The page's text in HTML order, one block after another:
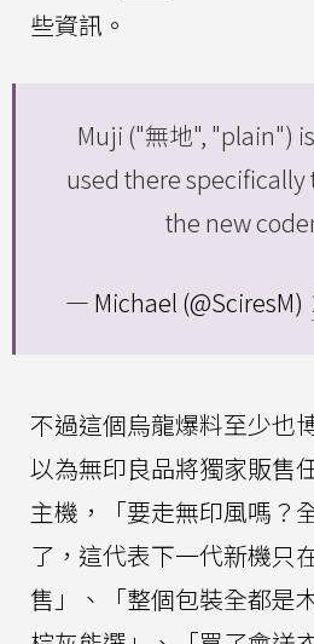
些資訊。
Muji ("無地", "plain")
used there specifically
the new
— Michael (@SciresM)
不過這個烏龍爆料至少也
以為無印良品將獨家販售
主機，「要走無印風嗎？
了，這代表下一代新機只
售」、「整個包裝全都是